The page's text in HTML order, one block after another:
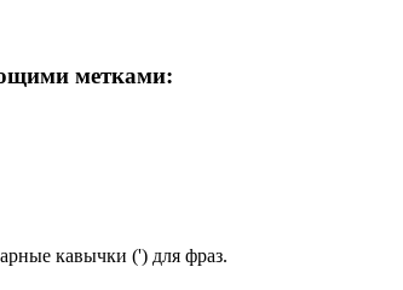
метками:
кавычки (') для фраз.